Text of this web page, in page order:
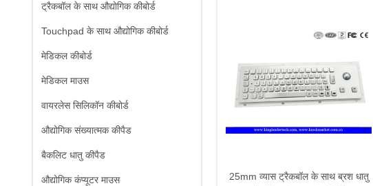
ट्रैकबॉल के साथ औद्योगिक कीबोर्ड
Touchpad के साथ औद्योगिक कीबोर्ड
मेडिकल कीबोर्ड
मेडिकल माउस
वायरलेस सिलिकॉन कीबोर्ड
औद्योगिक संख्यात्मक कीपैड
बैकलिट धातु कीपैड
औद्योगिक कंप्यूटर माउस
25mm व्यास ट्रैकबॉल के साथ ब्रश धातु